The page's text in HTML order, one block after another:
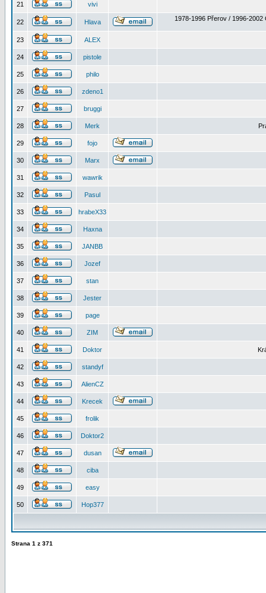
21 vivi
22 Hlava 1978-1996 Přerov / 1996-2002
23 ALEX
24 pistole
25 philo
26 zdeno1
27 bruggi
28 Merk
29 fojo
30 Marx
31 wawrik
32 Pasul
33 hrabeX33
34 Haxna
35 JANBB
36 Jozef
37 stan
38 Jester
39 page
40 ZIM
41 Doktor
42 standyf
43 AlienCZ
44 Krecek
45 frolik
46 Doktor2
47 dusan
48 ciba
49 easy
50 Hop377
Strana 1 z 371